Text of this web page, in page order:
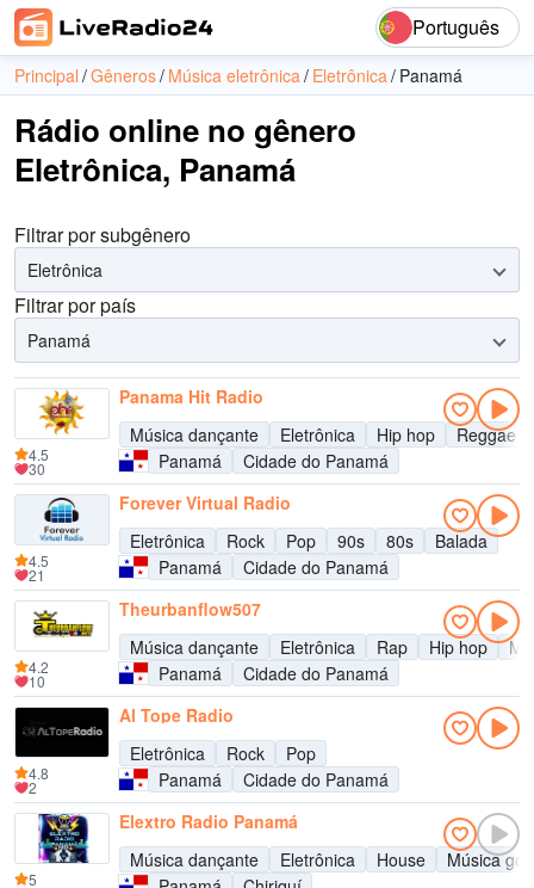
Português
Principal Gêneros Música eletrônica Eletrônica Panamá
Rádio online no gênero
Eletrônica, Panamá
Filtrar por subgênero
Eletrônica
Filtrar por país
Panamá
Panama Hit Radio
Música dançante
Eletrônica Hip hop
Reggae
Panamá
Cidade do Panamá
4.5
30
Forever Virtual Radio
Eletrônica
Rock Pop 90s 80s
Balada
Panamá
Cidade do Panamá
4.5
21
Theurbanflow507
Música dançante
Eletrônica Rap Hip hop
Panamá
Cidade do Panamá
4.2
10
Al Tope Radio
Eletrônica
Rock
Pop
Panamá
Cidade do Panamá
4.8
2
Elextro Radio Panamá
Música dançante
Eletrônica House
Música
5